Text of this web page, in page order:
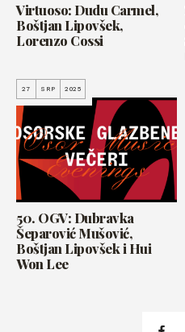
Virtuoso: Dudu Carmel,
Boštjan Lipovšek,
Lorenzo Cossi
27 SRP 2025
50. OGV: Dubravka
Šeparović Mušović,
Boštjan Lipovšek i Hui
Won Lee